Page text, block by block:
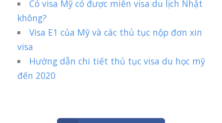
Có visa Mỹ có được miễn visa du lịch Nhật
không?
Visa E1 của Mỹ và các thủ tục nộp đơn xin
visa
Hướng dẫn chi tiết thủ tục visa du học mỹ
đến 2020